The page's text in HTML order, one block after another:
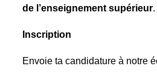
de l’enseignement supérieur.
Inscription
Envoie ta candidature à notre